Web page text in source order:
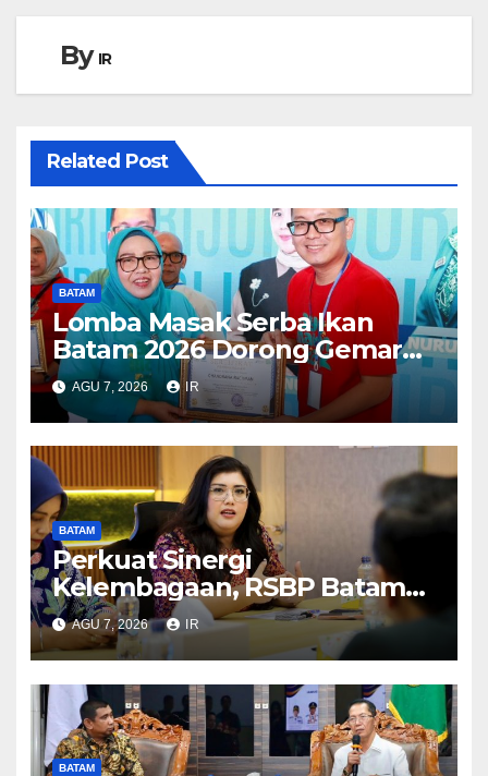
By IR
Related Post
BATAM
Lomba Masak Serba Ikan
Batam 2026 Dorong Gemar
Makan Ikan
AGU 7, 2026 IR
BATAM
Perkuat Sinergi
Kelembagaan, RSBP Batam
dan BPOM Pastikan
Pelayanan dan Ketersediaan
Obat Aman
AGU 7, 2026 IR
BATAM